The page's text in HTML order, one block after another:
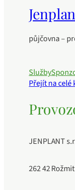
půjčovna –
Služby
Přejít na
JENPLANT
262 42